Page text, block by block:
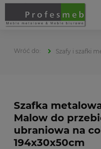
Szafy i szafki
Szafka
Malow do
ubraniowa na
194x30x50cm